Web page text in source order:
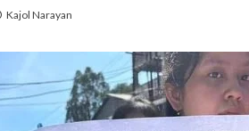
Kajol Narayan